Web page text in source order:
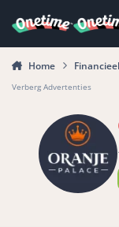
Home Financieel
Verberg Advertenties